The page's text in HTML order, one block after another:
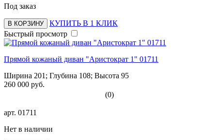
Под заказ
В КОРЗИНУ
КУПИТЬ В 1 КЛИК
Быстрый просмотр
Прямой кожаный диван "Аристократ 1" 01711
Ширина 201; Глубина 108; Высота 95
260 000 руб.
(0)
арт. 01711
Нет в наличии